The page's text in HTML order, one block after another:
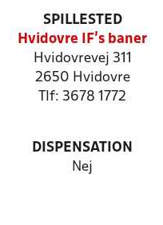
SPILLESTED
Hvidovre IF's baner
Hvidovrevej 311
2650 Hvidovre
Tlf: 3678 1772
DISPENSATION
Nej